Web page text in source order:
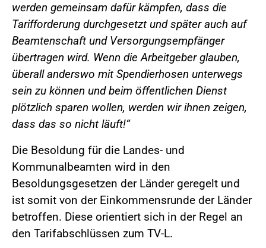
werden gemeinsam dafür kämpfen, dass die
Tarifforderung durchgesetzt und später auch auf
Beamtenschaft und Versorgungsempfänger
übertragen wird. Wenn die Arbeitgeber glauben,
überall anderswo mit Spendierhosen unterwegs
sein zu können und beim öffentlichen Dienst
plötzlich sparen wollen, werden wir ihnen zeigen,
dass das so nicht läuft!“
Die Besoldung für die Landes- und
Kommunalbeamten wird in den
Besoldungsgesetzen der Länder geregelt und
ist somit von der Einkommensrunde der Länder
betroffen. Diese orientiert sich in der Regel an
den Tarifabschlüssen zum TV-L.